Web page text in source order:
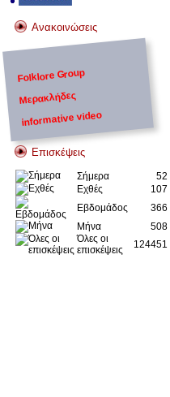
Ανακοινώσεις
Folklore Group
Μερακλήδες
informative video
Επισκέψεις
Σήμερα
52
Εχθές
107
Εβδομάδος
366
Μήνα
508
Όλες οι
επισκέψεις
124451